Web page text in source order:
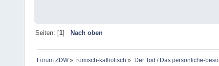
Seiten: [1] Nach oben
Forum ZDW» römisch-katholisch » Der Tod / Das persönliche-